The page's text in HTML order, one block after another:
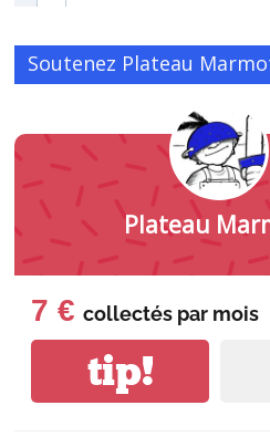
Soutenez Plateau
Plateau
7 € collectés par mois
tip!